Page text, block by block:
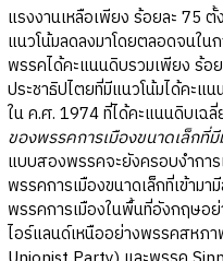
แรงงานเหลือเพียง ร้อยละ 75
แนวโน้มลดลงมาโดยตลอดจนใ
พรรคได้คะแนนดิบรวมเพียง ร้อ
ประชาธิปไตยที่มีแนวโน้มได้คะ
ใน ค.ศ. 1974 ที่ได้คะแนนดิบเฉ
ของพรรคการเมืองขนาดเล็กที่
แบบสองพรรคจะยังครอบงำกา
พรรคการเมืองขนาดเล็กที่เข้าม
พรรคการเมืองในพื้นที่อังกฤษอ
ไอร์แลนด์เหนืออย่างพรรคสหภ